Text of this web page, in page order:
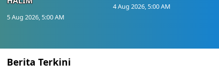
5 Aug 2026, 5:00 AM
4 Aug 2026, 5:00 AM
Berita Terkini